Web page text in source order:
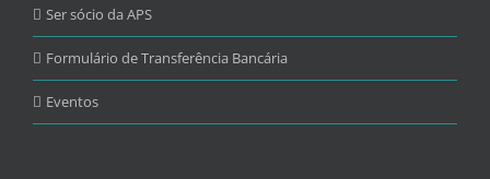
Ser sócio da APS
Formulário de Transferência Bancária
Eventos